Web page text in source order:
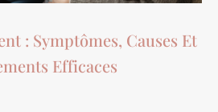
: Symptômes, Causes Et
Efficaces